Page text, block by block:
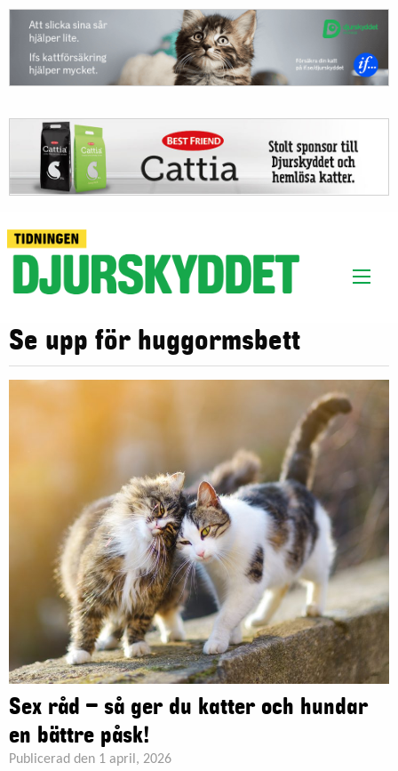
Se upp för huggormsbett
Sex råd – så ger du katter och hundar
en bättre påsk!
Publicerad den 1 april, 2026